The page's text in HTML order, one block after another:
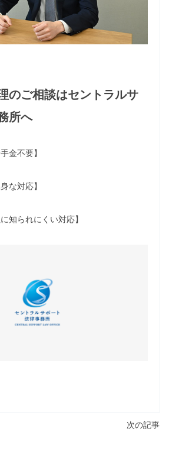
のご相談はセントラルサ
所へ
金不要】
な対応】
知られにくい対応】
次の記事